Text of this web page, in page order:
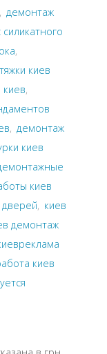
, демонтаж
,
киев
,
, демонтаж
киев
киев
, киев
демонтаж
киев